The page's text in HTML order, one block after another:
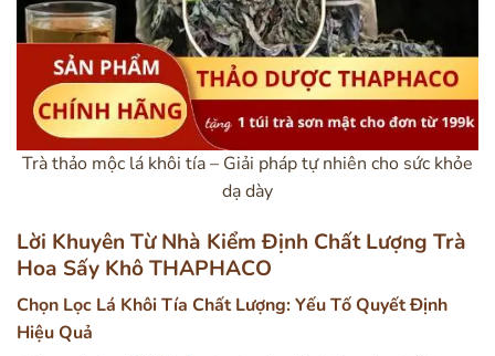
Trà thảo mộc lá khôi tía – Giải pháp tự nhiên cho sức khỏe
dạ dày
Lời Khuyên Từ Nhà Kiểm Định Chất Lượng Trà
Hoa Sấy Khô THAPHACO
Chọn Lọc Lá Khôi Tía Chất Lượng: Yếu Tố Quyết Định
Hiệu Quả